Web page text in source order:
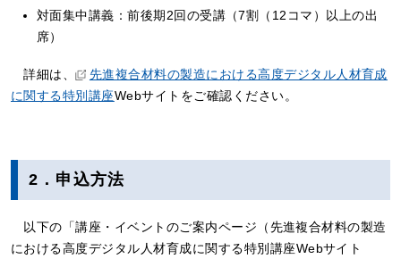
対面集中講義：前後期2回の受講（7割（12コマ）以上の出
席）
詳細は、
先進複合材料の製造における高度デジタル人材育成
に関する特別講座Webサイトをご確認ください。
2．申込方法
以下の「講座・イベントのご案内ページ（先進複合材料の製造
における高度デジタル人材育成に関する特別講座Webサイト